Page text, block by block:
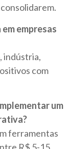
empresas
indústria,
com
um
ferramentas